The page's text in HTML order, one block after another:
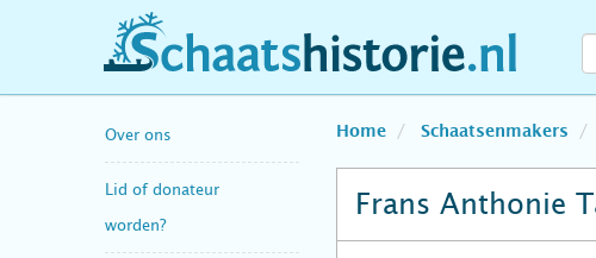
schaatshistorie.nl
Over ons
Lid of donateur
worden?
Home Schaatsenmakers
Frans Anthonie